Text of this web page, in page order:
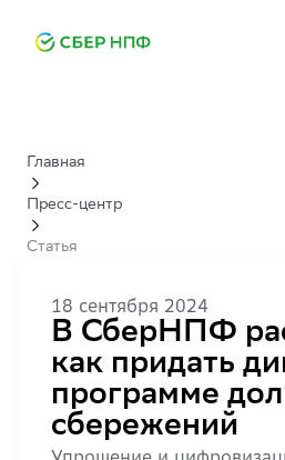
Главная
Пресс-центр
Статья
18 сентября 2024
В СберНПФ
как придать
программе
сбережений